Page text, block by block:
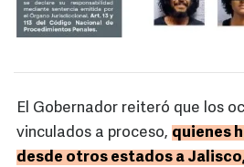
El Gobernador reiteró que los
vinculados a proceso, quienes
desde otros estados a